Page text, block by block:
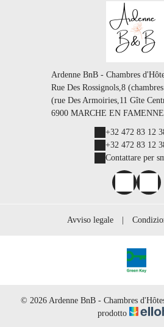
Ardenne BnB - Chambres
Rue Des Rossignols,8
(rue Des Armoiries,11 Gîte
6900 MARCHE EN
+32 472 83 12
+32 472 83 12
Contattare per
Avviso legale
© 2026 Ardenne BnB - Chambres
prodotto